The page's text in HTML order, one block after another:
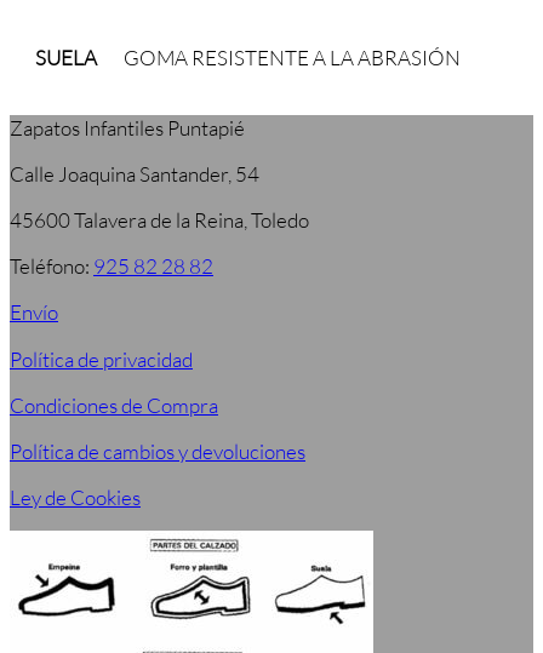
SUELA GOMA RESISTENTE A LA ABRASIÓN
Zapatos Infantiles Puntapié
Calle Joaquina Santander, 54
45600 Talavera de la Reina, Toledo
Teléfono: 925 82 28 82
Envío
Política de privacidad
Condiciones de Compra
Política de cambios y devoluciones
Ley de Cookies